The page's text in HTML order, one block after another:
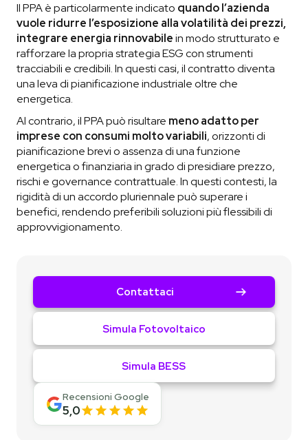
Il PPA è particolarmente indicato quando l’azienda
vuole ridurre l’esposizione alla volatilità dei prezzi,
integrare energia rinnovabilein modo strutturato e
rafforzare la propria strategia ESG con strumenti
tracciabili e credibili. In questi casi, il contratto diventa
una leva di pianificazione industriale oltre che
energetica.
Al contrario, il PPA può risultare meno adatto per
imprese con consumi molto variabili, orizzonti di
pianificazione brevi o assenza di una funzione
energetica o finanziaria in grado di presidiare prezzo,
rischi e governance contrattuale. In questi contesti, la
rigidità di un accordo pluriennale può superare i
benefici, rendendo preferibili soluzioni più flessibili di
approvvigionamento.
Contattaci
Simula Fotovoltaico
Simula BESS
Recensioni Google
5,0